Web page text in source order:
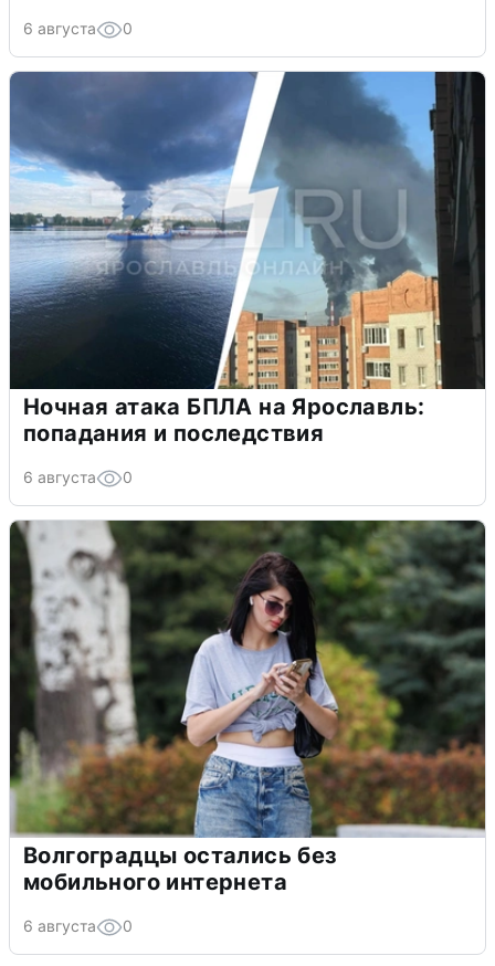
6 августа 0
Ночная атака БПЛА на Ярославль:
попадания и последствия
6 августа 0
Волгоградцы остались без
мобильного интернета
6 августа 0